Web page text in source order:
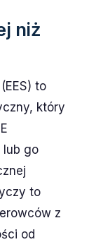
niż
to
który
lub go
to
z
od